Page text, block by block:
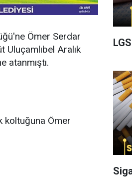
Ömer Serdar
Uluçamlıbel Aralık
atanmıştı.
koltuğuna Ömer